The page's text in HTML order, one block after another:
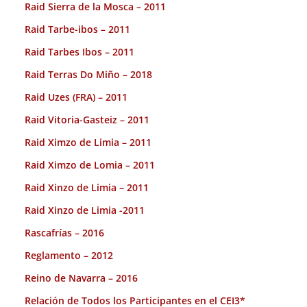
Raid Sierra de la Mosca – 2011
Raid Tarbe-ibos – 2011
Raid Tarbes Ibos – 2011
Raid Terras Do Miño – 2018
Raid Uzes (FRA) – 2011
Raid Vitoria-Gasteiz – 2011
Raid Ximzo de Limia – 2011
Raid Ximzo de Lomia – 2011
Raid Xinzo de Limia – 2011
Raid Xinzo de Limia -2011
Rascafrías – 2016
Reglamento – 2012
Reino de Navarra – 2016
Relación de Todos los Participantes en el CEI3*